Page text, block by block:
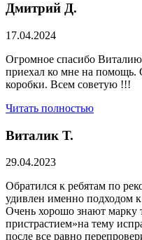
Дмитрий Д.
17.04.2024
Огромное спасибо
приехал ко мне на помощь.
коробки. Всем советую !!!
Читать полностью
Виталик Т.
29.04.2023
Обратился к ребятам по
удивлен именно подходом к
Очень хорошо знают марку
пристрастием»на тему
после все равно